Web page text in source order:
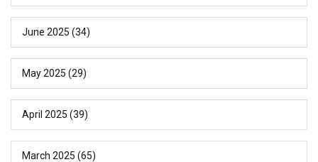
June 2025 (34)
May 2025 (29)
April 2025 (39)
March 2025 (65)